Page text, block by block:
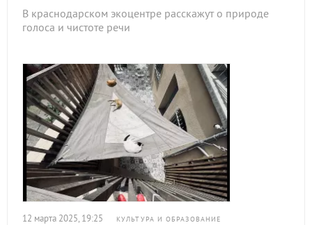
В краснодарском экоцентре расскажут о природе
голоса и чистоте речи
12 марта 2025, 19:25 КУЛЬТУРА И ОБРАЗОВАНИЕ